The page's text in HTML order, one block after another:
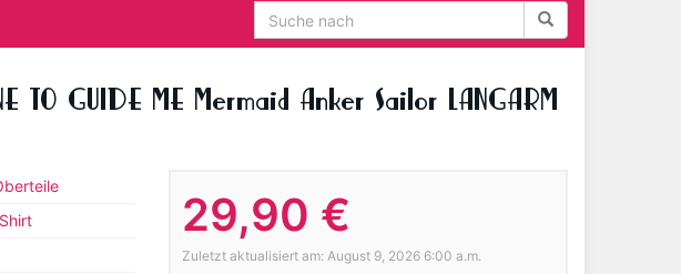
TO GUIDE ME Mermaid Anker Sailor LANGARM
29,90 €
Zuletzt aktualisiert am: August 9, 2026 6:00 a.m.